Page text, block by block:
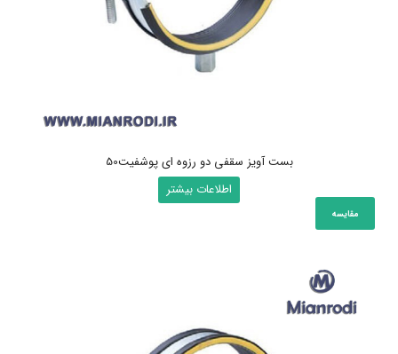
بست آویز سقفی دو رزوه ای پوشفیت50
اطلاعات بیشتر
مقایسه